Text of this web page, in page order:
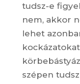
tudsz-e
nem, akkor
lehet
szépen